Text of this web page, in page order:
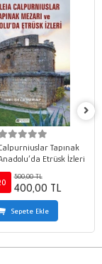
Tapınak
Etrüsk İzleri
500,00 TL
400,00 TL
Sepete Ekle